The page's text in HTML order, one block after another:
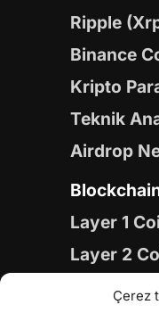
Çerez
Ripple
Binance
Kripto
Teknik
Airdrop
Layer 1
Layer 2
Yapay